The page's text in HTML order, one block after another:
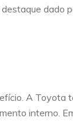
dado
A Toyota
interno.